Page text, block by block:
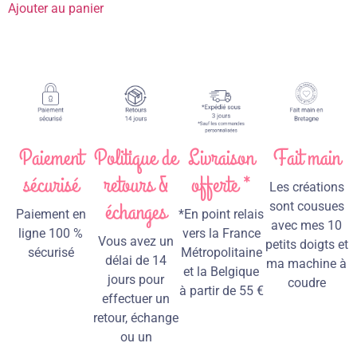
Ajouter au panier
Paiement
sécurisé
Paiement en
ligne 100 %
sécurisé
Politique de
retours &
échanges
Vous avez un
délai de 14
jours pour
effectuer un
retour, échange
ou un
Livraison
offerte *
*En point relais
vers la France
Métropolitaine
et la Belgique
à partir de 55 €
Fait main
Les créations
sont cousues
avec mes 10
petits doigts et
ma machine à
coudre